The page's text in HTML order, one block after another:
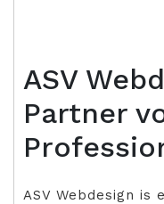
ASV
Partner
ASV Webdesign is